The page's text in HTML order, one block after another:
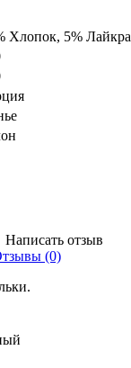
Хлопок, 5% Лайкра
Написать отзыв
(0)